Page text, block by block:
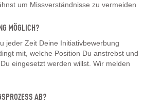
um Missverständnisse zu vermeiden
MÖGLICH?
jeder Zeit Deine Initiativbewerbung
mit, welche Position Du anstrebst und
eingesetzt werden willst. Wir melden
AB?